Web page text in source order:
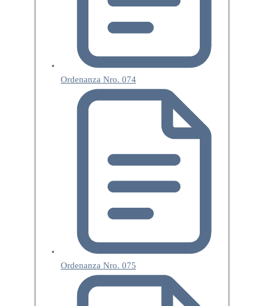
Ordenanza Nro. 074
Ordenanza Nro. 075